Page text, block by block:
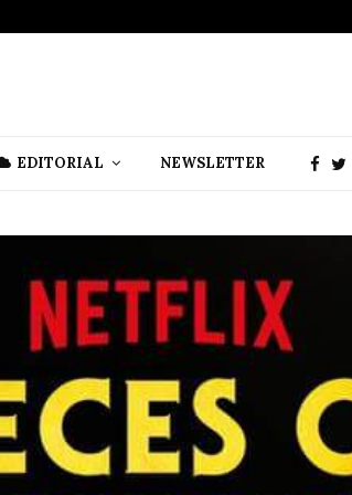
EDITORIAL NEWSLETTER